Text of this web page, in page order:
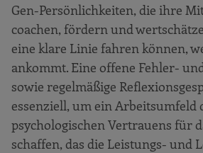
Gen-Persönlichkeiten, die ihre
coachen, fördern und
eine klare Linie fahren können,
ankommt. Eine offene Fehler-
sowie regelmäßige
essenziell, um ein Arbeitsumfeld
psychologischen Vertrauens für
schaffen, das die Leistungs- und